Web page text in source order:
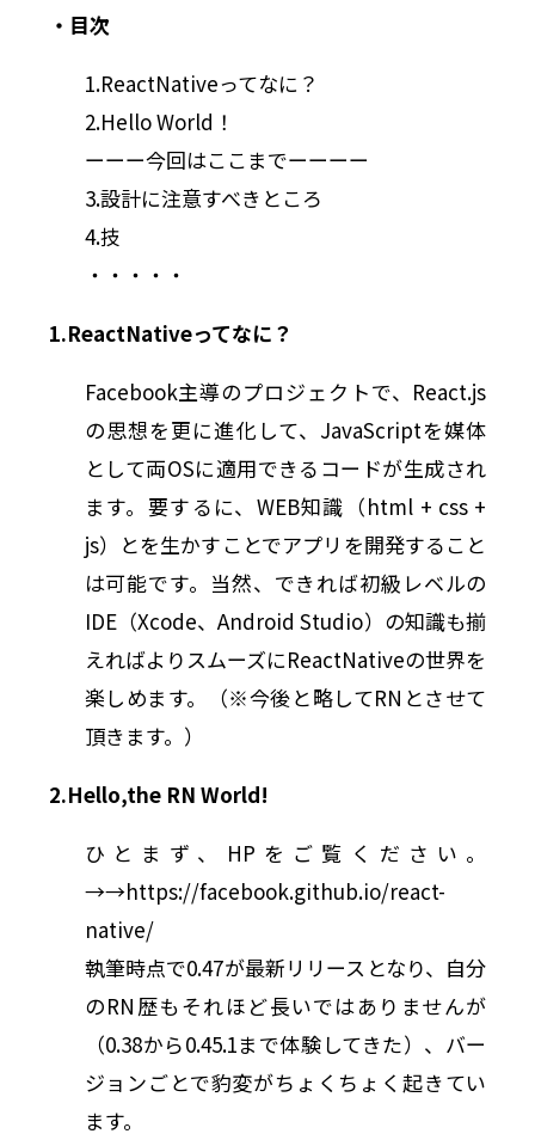
・目次
1.ReactNativeってなに？
2.Hello World！
ーーー今回はここまでーーーー
3.設計に注意すべきところ
4.技
・・・・・
1.ReactNativeってなに？
Facebook主導のプロジェクトで、React.js
の思想を更に進化して、JavaScriptを媒体
として両OSに適用できるコードが生成され
ます。要するに、WEB知識（html + css +
js）とを生かすことでアプリを開発すること
は可能です。当然、できれば初級レベルの
IDE（Xcode、Android Studio）の知識も揃
えればよりスムーズにReactNativeの世界を
楽しめます。（※今後と略してRNとさせて
頂きます。）
2.Hello,the RN World!
ひとまず、HPをご覧ください。
→→https://facebook.github.io/react-
native/
執筆時点で0.47が最新リリースとなり、自分
のRN歴もそれほど長いではありませんが
（0.38から0.45.1まで体験してきた）、バー
ジョンごとで豹変がちょくちょく起きてい
ます。